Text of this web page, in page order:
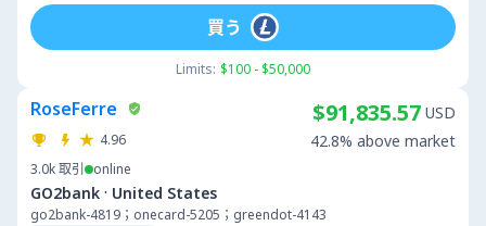
Limits: $100 - $50,000
買う
RoseFerre
4.96
3.0k取引 online
GO2bank · United States
go2bank-4819；onecard-5205；greendot-4143
$91,835.57 USD
42.8% above market